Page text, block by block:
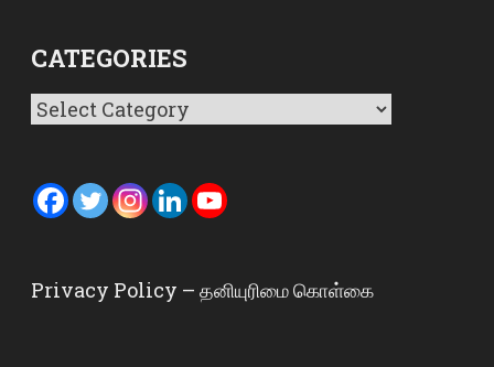
CATEGORIES
Categories
Privacy Policy – தனியுரிமை கொள்கை